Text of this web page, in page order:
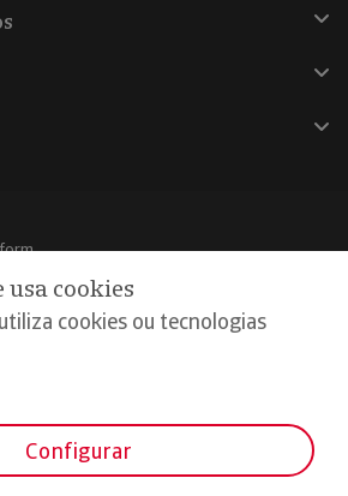
segurança
usa cookies
cookies ou tecnologias
Configurar